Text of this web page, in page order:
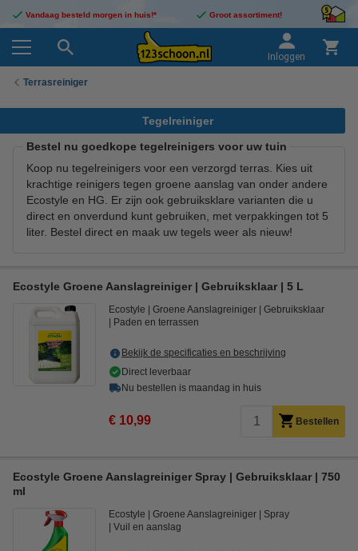
Vandaag besteld morgen in huis!* Groot assortiment!
Inloggen
Terrasreiniger
Tegelreiniger
Bestel nu goedkope tegelreinigers voor uw tuin
Koop nu tegelreinigers voor een verzorgd terras. Kies uit
krachtige reinigers tegen groene aanslag van onder andere
Ecostyle en HG. Er zijn ook gebruiksklare varianten die u
direct en onverdund kunt gebruiken, met verpakkingen tot 5
liter. Bestel direct en maak uw tegels weer als nieuw!
Ecostyle Groene Aanslagreiniger | Gebruiksklaar | 5 L
Ecostyle Groene Aanslagreiniger
Gebruiksklaar
Paden en terrassen
Bekijk de specificaties en beschrijving
Direct leverbaar
Nu bestellen is maandag in huis
€ 10,99 Bestellen
Ecostyle Groene Aanslagreiniger Spray | Gebruiksklaar | 750
ml
Ecostyle Groene Aanslagreiniger
Spray
Vuil en aanslag